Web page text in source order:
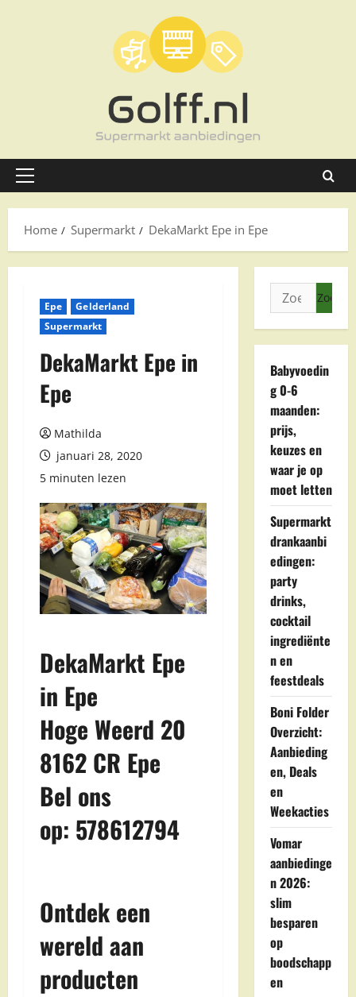
Primair
Home
Supermarkt DekaMarkt Epe in Epe
Epe
Gelderland
Supermarkt
DekaMarkt Epe in
Epe
Mathilda
januari 28, 2020
5 minuten lezen
DekaMarkt Epe
in Epe
Hoge Weerd 20
8162 CR Epe
Bel ons
op: 578612794
Ontdek een
wereld aan
producten
Zoeken
naar:
Babyvoedin
g 0-6
maanden:
prijs,
keuzes en
waar je op
moet letten
Supermarkt
drankaanbi
edingen:
party
drinks,
cocktail
ingrediënte
n en
feestdeals
Boni Folder
Overzicht:
Aanbieding
en, Deals
en
Weekacties
Vomar
aanbiedinge
n 2026:
slim
besparen
op
boodschapp
en